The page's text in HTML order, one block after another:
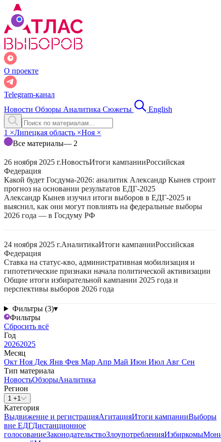
О проекте
Telegram-канал
Новости Обзоры Аналитика Сюжеты English
1 ×Липецкая область ×Ноя ×
Все материалы— 2
26 ноября 2025 г.НовостьИтоги кампанииРоссийская
Федерация
Какой будет Госдума-2026: аналитик Александр Кынев строит
прогноз на основании результатов ЕДГ-2025
Александр Кынев изучил итоги выборов в ЕДГ-2025 и
выяснил, как они могут повлиять на федеральные выборы
2026 года — в Госдуму РФ
24 ноября 2025 г.АналитикаИтоги кампанииРоссийская
Федерация
Ставка на статус-кво, административная мобилизация и
гипотетические признаки начала политической активизации
Общие итоги избирательной кампании 2025 года и
перспективы выборов 2026 года
Фильтры (3)▾
Фильтры
Сбросить всё
Год
20262025
Месяц
Окт Ноя Дек Янв Фев Мар Апр Май Июн Июл Авг Сен
Тип материала
НовостьОбзорыАналитика
Регион
1 +1
Категория
Выдвижение и регистрацияАгитацияИтоги кампанииВыборы
вне ЕДГДистанционное
голосованиеЗаконодательствоЗлоупотребленияИзбиркомы